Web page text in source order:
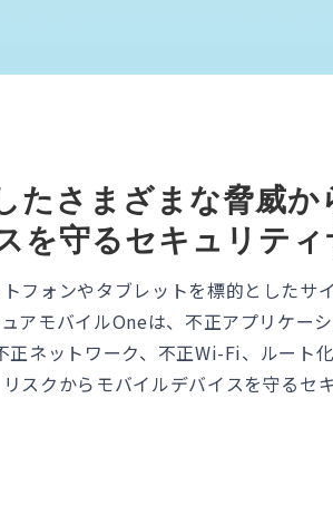
たさまざまな脅威か
を守るセキュリティ
フォンやタブレットを標的としたサ
アモバイルOneは、不正アプリケー
正ネットワーク、不正Wi-Fi、ルート
スクからモバイルデバイスを守るセ